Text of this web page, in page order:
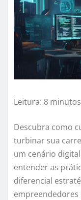
Leitura: 8 minutos
Descubra como
turbinar sua
um cenário
entender as
diferencial
empreendedores